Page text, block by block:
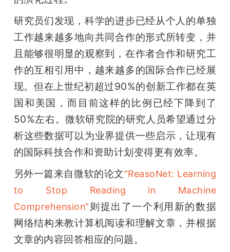
研究员们发现，科学的进步已经从个人的单独
工作越来越多地向共同合作的形式所转变，并
且能够很明显的观察到，在作者合作和研究工
作的互相引用中，越来越多的国际合作已经展
现。但在上世纪初超过90%的创新工作都在英
国和美国，而目前这样的比例已经下降到了
50%左右。微软研究院的研究人员希望通过分
析这些数据可以为业界提供一些启示，让现有
的国际科技合作和资助计划变得更有效率。
另外一篇来自微软的论文“ReasoNet: Learning
to Stop Reading in Machine
Comprehension” 则提出了一个利用新的数据
网络结构来教计算机阅读和理解文章，并根据
文章的内容回答相应的问题。